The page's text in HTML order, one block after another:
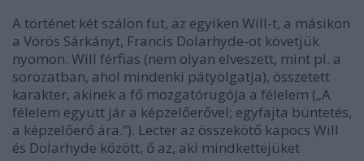
A történet két szálon fut, az egyiken Will-t, a másikon
a Vörös Sárkányt, Francis Dolarhyde-ot követjük
nyomon. Will férfias (nem olyan elveszett, mint pl. a
sorozatban, ahol mindenki pátyolgatja), összetett
karakter, akinek a fő mozgatórugója a félelem („A
félelem együtt jár a képzelőerővel; egyfajta büntetés,
a képzelőerő ára.”). Lecter az összekötő kapocs Will
és Dolarhyde között, ő az, aki mindkettejüket